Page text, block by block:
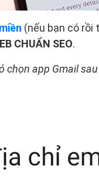
(nếu bạn có rồi
CHUẨN SEO.
app Gmail